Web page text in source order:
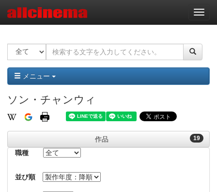
ナ
ビ
ー
ョ
ン
メニュー
ソン・チャンウィ
19
作品
職種
並び順